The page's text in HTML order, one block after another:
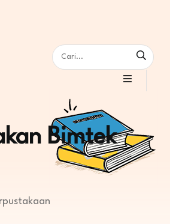
Bimtek